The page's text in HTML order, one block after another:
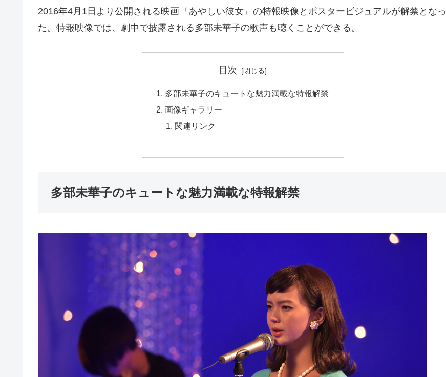
2016年4月1日より公開される映画『あやしい彼女』の特報映像とポスタービジュアルが解禁となっ
た。特報映像では、劇中で披露される多部未華子の歌声も聴くことができる。
目次
多部未華子のキュートな魅力満載な特報解禁
画像ギャラリー
関連リンク
多部未華子のキュートな魅力満載な特報解禁